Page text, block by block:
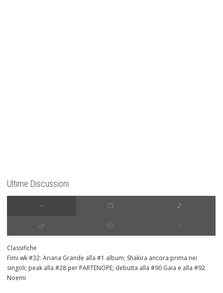
Ultime Discussioni
∞ 📺 🎵
🌿 🎲 ⭐️
Classifiche
Fimi wk #32: Ariana Grande alla #1 album; Shakira ancora prima nei
singoli; peak alla #28 per PARTENOPE; debutta alla #90 Gaia e alla #92
Noemi